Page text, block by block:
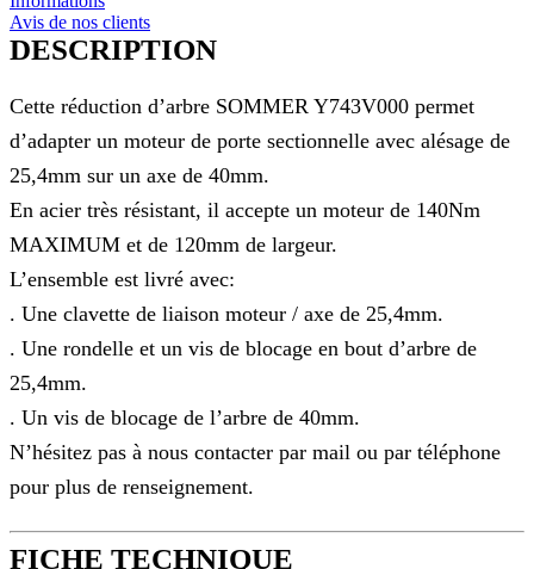
Avis de nos clients
DESCRIPTION
Cette réduction d’arbre SOMMER Y743V000 permet
d’adapter un moteur de porte sectionnelle avec alésage de
25,4mm sur un axe de 40mm.
En acier très résistant, il accepte un moteur de 140Nm
MAXIMUM et de 120mm de largeur.
L’ensemble est livré avec:
. Une clavette de liaison moteur / axe de 25,4mm.
. Une rondelle et un vis de blocage en bout d’arbre de
25,4mm.
. Un vis de blocage de l’arbre de 40mm.
N’hésitez pas à nous contacter par mail ou par téléphone
pour plus de renseignement.
FICHE TECHNIQUE